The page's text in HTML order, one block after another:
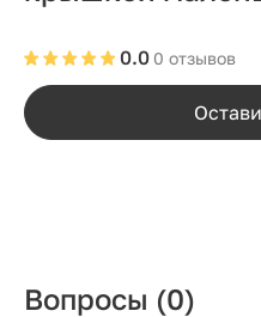
0 отзывов
0.0
Вопросы (0)